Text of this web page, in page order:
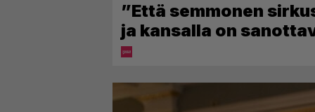
”Että semmonen
ja kansalla on